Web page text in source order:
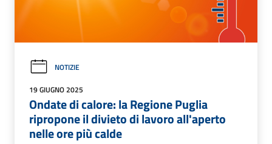
NOTIZIE
19 GIUGNO 2025
Ondate di calore: la Regione Puglia
ripropone il divieto di lavoro all'aperto
nelle ore più calde